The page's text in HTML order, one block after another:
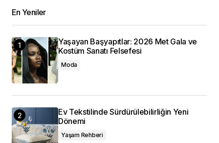
En Yeniler
Yaşayan Başyapıtlar: 2026 Met Gala ve
Kostüm Sanatı Felsefesi
Moda
Ev Tekstilinde Sürdürülebilirliğin Yeni
Dönemi
Yaşam Rehberi